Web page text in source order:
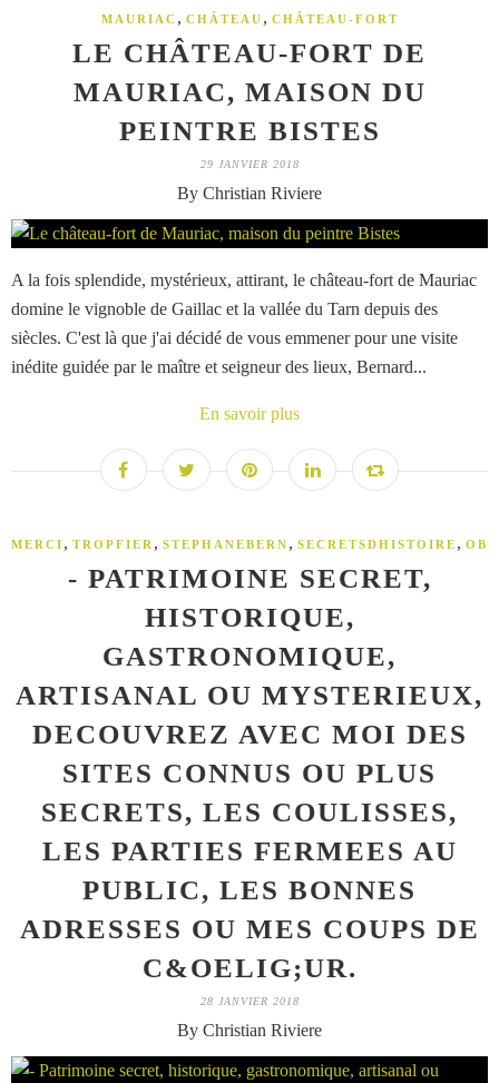
MAURIAC , CHÂTEAU , CHÂTEAU-FORT
LE CHÂTEAU-FORT DE
MAURIAC, MAISON DU
PEINTRE BISTES
29 JANVIER 2018
By Christian Riviere
A la fois splendide, mystérieux, attirant, le château-fort de Mauriac
domine le vignoble de Gaillac et la vallée du Tarn depuis des
siècles. C'est là que j'ai décidé de vous emmener pour une visite
inédite guidée par le maître et seigneur des lieux, Bernard...
En savoir plus
MERCI , TROPFIER , STEPHANEBERN , SECRETSDHISTOIRE , OB
- PATRIMOINE SECRET,
HISTORIQUE,
GASTRONOMIQUE,
ARTISANAL OU MYSTERIEUX,
DECOUVREZ AVEC MOI DES
SITES CONNUS OU PLUS
SECRETS, LES COULISSES,
LES PARTIES FERMEES AU
PUBLIC, LES BONNES
ADRESSES OU MES COUPS DE
C&OELIG;UR.
28 JANVIER 2018
By Christian Riviere